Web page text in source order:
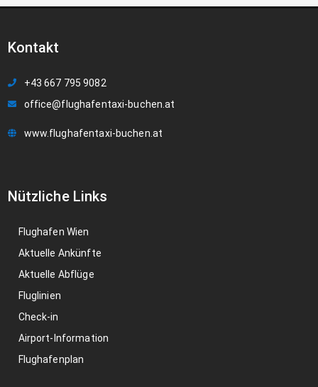
Kontakt
+43 667 795 9082
office@flughafentaxi-buchen.at
www.flughafentaxi-buchen.at
Nützliche Links
Flughafen Wien
Aktuelle Ankünfte
Aktuelle Abflüge
Fluglinien
Check-in
Airport-Information
Flughafenplan